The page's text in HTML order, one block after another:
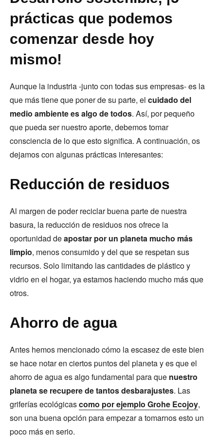
prácticas que podemos
comenzar desde hoy
mismo!
Aunque la industria -junto con todas sus empresas- es la
que más tiene que poner de su parte, el cuidado del
medio ambiente es algo de todos. Así, por pequeño
que pueda ser nuestro aporte, debemos tomar
consciencia de lo que esto significa. A continuación, os
dejamos con algunas prácticas interesantes:
Reducción de residuos
Al margen de poder reciclar buena parte de nuestra
basura, la reducción de residuos nos ofrece la
oportunidad deapostar por un planeta mucho más
limpio, menos consumido y del que se respetan sus
recursos. Solo limitando las cantidades de plástico y
vidrio en el hogar, ya estamos haciendo mucho más que
otros.
Ahorro de agua
Antes hemos mencionado cómo la escasez de este bien
se hace notar en ciertos puntos del planeta y es que el
ahorro de agua es algo fundamental para que nuestro
planeta se recupere de tantos desbarajustes. Las
griferías ecológicascomo por ejemplo Grohe Ecojoy,
son una buena opción para empezar a tomarnos esto un
poco más en serio.